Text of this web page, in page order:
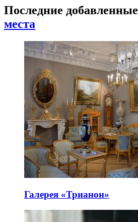
Последние добавленные
места
Галерея «Трианон»